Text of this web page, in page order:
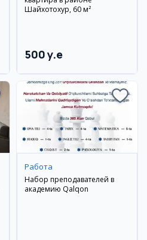
Шайхотохур, 60 м²
500 y.e
Работа
Набор преподавателей в
академию Qalqon